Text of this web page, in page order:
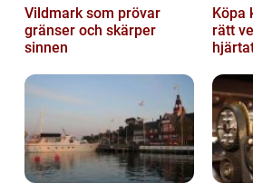
Vildmark som prövar
gränser och skärper
sinnen
Köpa
rätt